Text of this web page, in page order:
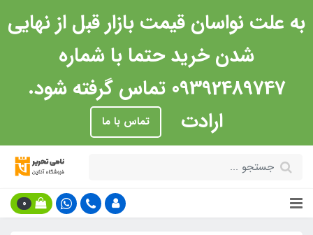
به علت نواسان قیمت بازار قبل از نهایی
شدن خرید حتما با شماره
09392489747 تماس گرفته شود.
ارادت
تماس با ما
0